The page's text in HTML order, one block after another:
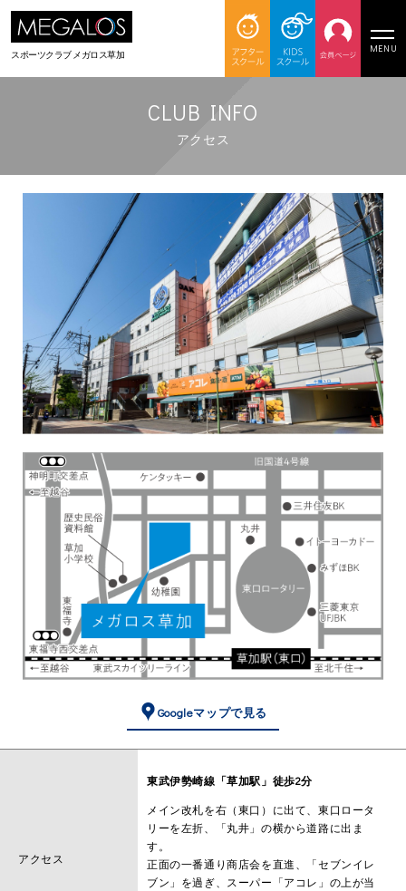
スポーツクラブメガロス草加
MENU
CLUB INFO
アクセス
Googleマップで見る
アクセス
東武伊勢崎線「草加駅」徒歩2分
メイン改札を右（東口）に出て、東口ロータ
リーを左折、「丸井」の横から道路に出ま
す。
正面の一番通り商店会を直進、「セブンイレ
ブン」を過ぎ、スーパー「アコレ」の上が当